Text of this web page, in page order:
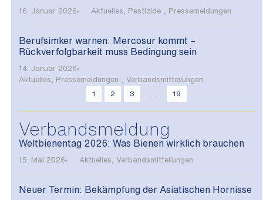
16. Januar 2026 Aktuelles Pestizide Pressemeldungen
Berufsimker warnen: Mercosur kommt –
Rückverfolgbarkeit muss Bedingung sein
14. Januar 2026
Aktuelles
Pressemeldungen
Verbandsmitteilungen
1
2 3 19
Verbandsmeldung
Weltbienentag 2026: Was Bienen wirklich brauchen
19. Mai 2026 Aktuelles Verbandsmitteilungen
Neuer Termin: Bekämpfung der Asiatischen Hornisse